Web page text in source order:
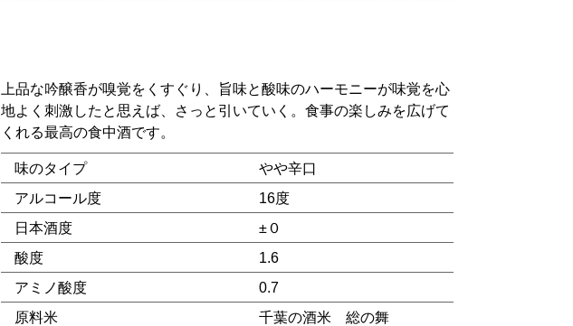
上品な吟醸香が嗅覚をくすぐり、旨味と酸味のハーモニーが味覚を心
地よく刺激したと思えば、さっと引いていく。食事の楽しみを広げて
くれる最高の食中酒です。
味のタイプ
やや辛口
アルコール度
16度
日本酒度
±０
酸度
1.6
アミノ酸度
0.7
原料米
千葉の酒米 総の舞